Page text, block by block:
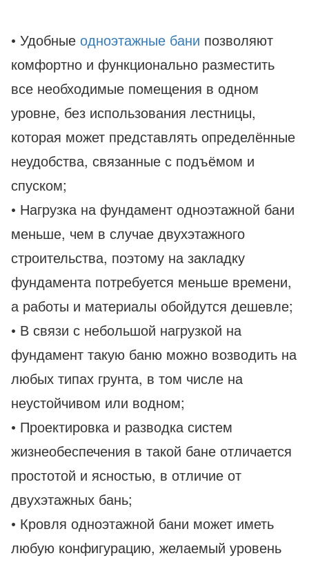
• Удобные одноэтажные бани позволяют
комфортно и функционально разместить
все необходимые помещения в одном
уровне, без использования лестницы,
которая может представлять определённые
неудобства, связанные с подъёмом и
спуском;
• Нагрузка на фундамент одноэтажной бани
меньше, чем в случае двухэтажного
строительства, поэтому на закладку
фундамента потребуется меньше времени,
а работы и материалы обойдутся дешевле;
• В связи с небольшой нагрузкой на
фундамент такую баню можно возводить на
любых типах грунта, в том числе на
неустойчивом или водном;
• Проектировка и разводка систем
жизнеобеспечения в такой бане отличается
простотой и ясностью, в отличие от
двухэтажных бань;
• Кровля одноэтажной бани может иметь
любую конфигурацию, желаемый уровень